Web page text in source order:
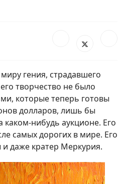
гения, страдавшего
творчество не было
которые теперь готовы
долларов, лишь бы
каком-нибудь аукционе. Его
самых дорогих в мире. Его
даже кратер Меркурия.